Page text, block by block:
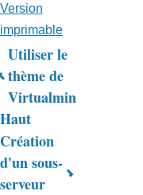
Version
imprimable
Liens
transversaux
de
livre
pour
Utiliser le
thème de
Virtualmin
Haut
Création
d'un sous-
serveur